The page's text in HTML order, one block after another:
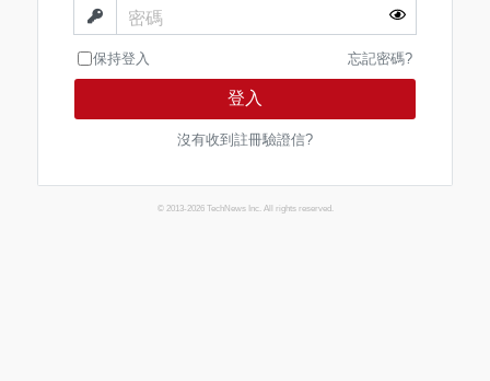
密碼
保持登入 忘記密碼?
登入
沒有收到註冊驗證信?
© 2013-2026 TechNews Inc. All rights reserved.